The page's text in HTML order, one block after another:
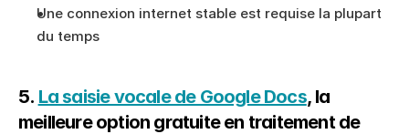
Une connexion internet stable est requise la plupart
du temps
5. La saisie vocale de Google Docs, la
meilleure option gratuite en traitement de